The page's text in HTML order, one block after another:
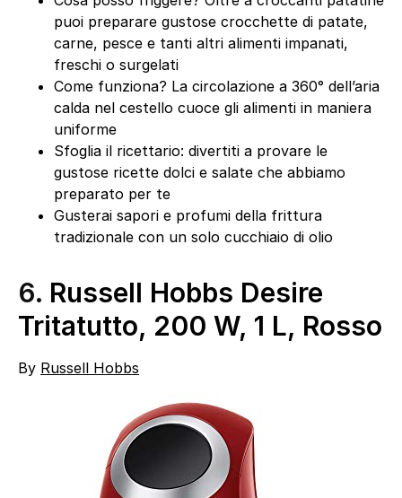
puoi preparare gustose crocchette di patate,
carne, pesce e tanti altri alimenti impanati,
freschi o surgelati
Come funziona? La circolazione a 360° dell’aria
calda nel cestello cuoce gli alimenti in maniera
uniforme
Sfoglia il ricettario: divertiti a provare le
gustose ricette dolci e salate che abbiamo
preparato per te
Gusterai sapori e profumi della frittura
tradizionale con un solo cucchiaio di olio
6. Russell Hobbs Desire
Tritatutto, 200 W, 1 L, Rosso
By Russell Hobbs